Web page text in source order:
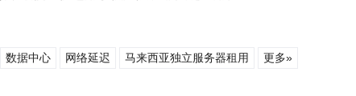
数据中心 网络延迟 马来西亚独立服务器租用 更多»